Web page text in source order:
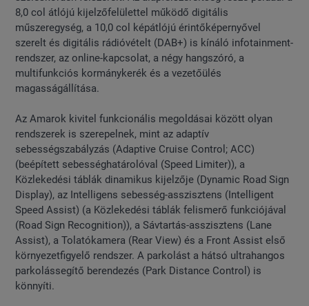
8,0 col átlójú kijelzőfelülettel működő digitális
műszeregység, a 10,0 col képátlójú érintőképernyővel
szerelt és digitális rádióvételt (DAB+) is kínáló infotainment-
rendszer, az online-kapcsolat, a négy hangszóró, a
multifunkciós kormánykerék és a vezetőülés
magasságállítása.
Az Amarok kivitel funkcionális megoldásai között olyan
rendszerek is szerepelnek, mint az adaptív
sebességszabályzás (Adaptive Cruise Control; ACC)
(beépített sebességhatárolóval (Speed Limiter)), a
Közlekedési táblák dinamikus kijelzője (Dynamic Road Sign
Display), az Intelligens sebesség-asszisztens (Intelligent
Speed Assist) (a Közlekedési táblák felismerő funkciójával
(Road Sign Recognition)), a Sávtartás-asszisztens (Lane
Assist), a Tolatókamera (Rear View) és a Front Assist első
környezetfigyelő rendszer. A parkolást a hátsó ultrahangos
parkolássegítő berendezés (Park Distance Control) is
könnyíti.